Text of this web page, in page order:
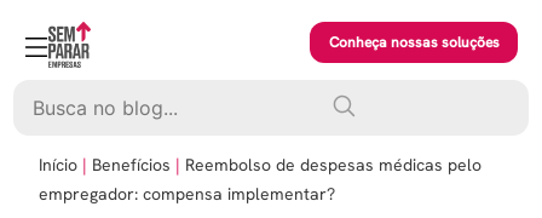
content
Conheça nossas soluções
Início Benefícios
Reembolso de despesas médicas pelo
empregador: compensa implementar?